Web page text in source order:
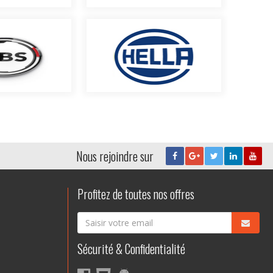
Nous rejoindre sur
Profitez de toutes nos offres
Sécurité & Confidentialité